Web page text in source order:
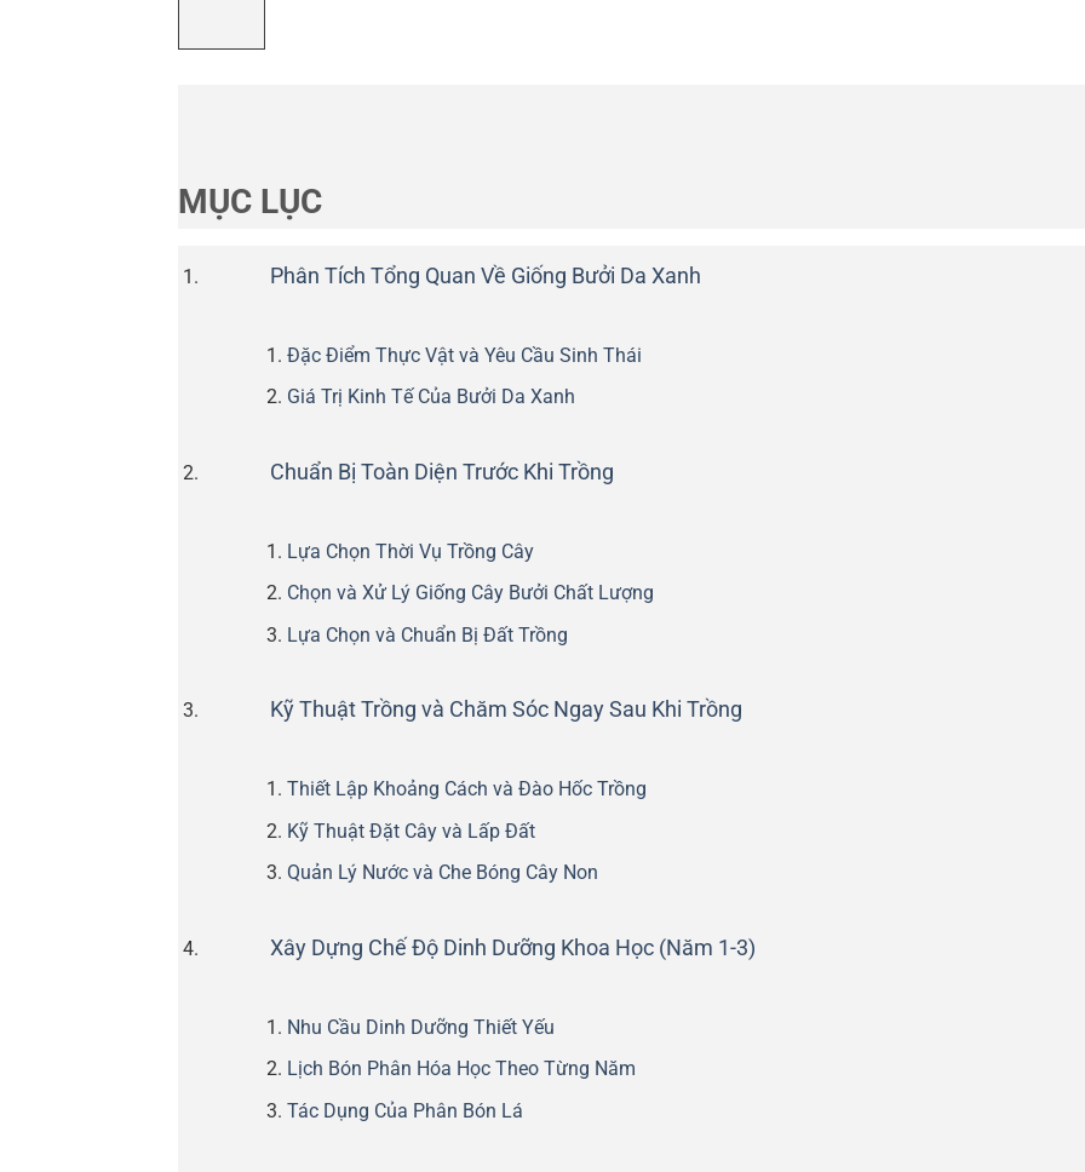
MỤC LỤC
Phân Tích Tổng Quan Về Giống Bưởi Da Xanh
Đặc Điểm Thực Vật và Yêu Cầu Sinh Thái
Giá Trị Kinh Tế Của Bưởi Da Xanh
Chuẩn Bị Toàn Diện Trước Khi Trồng
Lựa Chọn Thời Vụ Trồng Cây
Chọn và Xử Lý Giống Cây Bưởi Chất Lượng
Lựa Chọn và Chuẩn Bị Đất Trồng
Kỹ Thuật Trồng và Chăm Sóc Ngay Sau Khi Trồng
Thiết Lập Khoảng Cách và Đào Hốc Trồng
Kỹ Thuật Đặt Cây và Lấp Đất
Quản Lý Nước và Che Bóng Cây Non
Xây Dựng Chế Độ Dinh Dưỡng Khoa Học (Năm 1-3)
Nhu Cầu Dinh Dưỡng Thiết Yếu
Lịch Bón Phân Hóa Học Theo Từng Năm
Tác Dụng Của Phân Bón Lá